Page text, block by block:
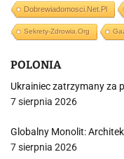
Dobrewiadomosci.net.pl
Sekrety-Zdrowia.org
POLONIA
Ukrainiec zatrzymany za
7 sierpnia 2026
Globalny Monolit:
7 sierpnia 2026